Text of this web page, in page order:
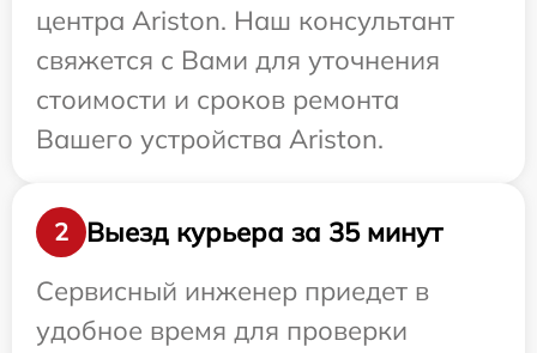
центра Ariston. Наш консультант
свяжется с Вами для уточнения
стоимости и сроков ремонта
Вашего устройства Ariston.
2
Выезд курьера за 35 минут
Сервисный инженер приедет в
удобное время для проверки